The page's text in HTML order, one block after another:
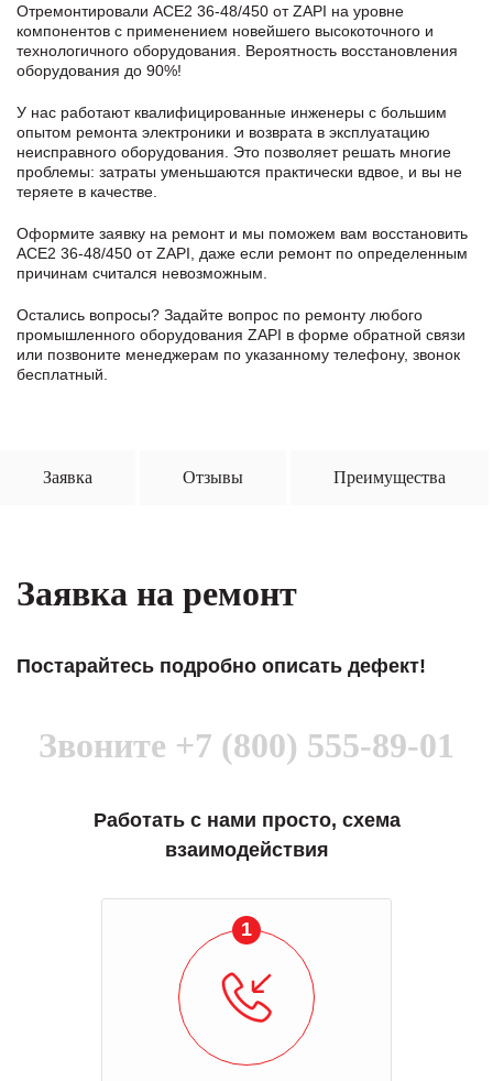
Отремонтировали ACE2 36-48/450 от ZAPI на уровне
компонентов с применением новейшего высокоточного и
технологичного оборудования. Вероятность восстановления
оборудования до 90%!
У нас работают квалифицированные инженеры с большим
опытом ремонта электроники и возврата в эксплуатацию
неисправного оборудования. Это позволяет решать многие
проблемы: затраты уменьшаются практически вдвое, и вы не
теряете в качестве.
Оформите заявку на ремонт и мы поможем вам восстановить
ACE2 36-48/450 от ZAPI, даже если ремонт по определенным
причинам считался невозможным.
Остались вопросы? Задайте вопрос по ремонту любого
промышленного оборудования ZAPI в формe обратной связи
или позвоните менеджерам по указанному телефону, звонок
бесплатный.
Заявка Отзывы Преимущества
Заявка на ремонт
Постарайтесь подробно описать дефект!
Звоните +7 (800) 555-89-01
Работать с нами просто, схема
взаимодействия
1